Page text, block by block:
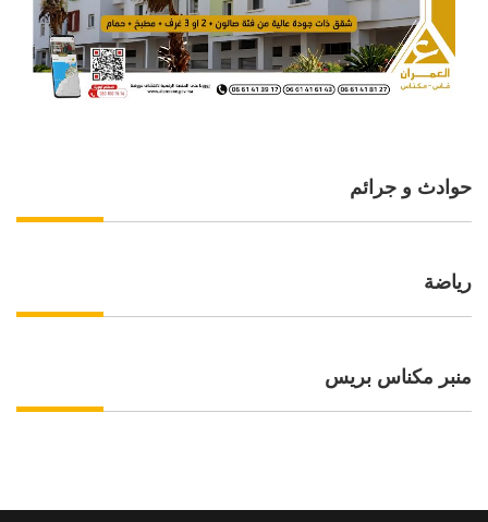
حوادث و جرائم
رياضة
منبر مكناس بريس